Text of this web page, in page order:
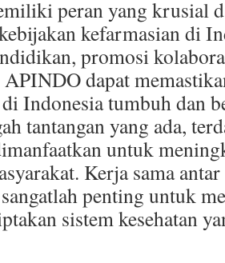
peran yang krusial
kefarmasian di
promosi
APINDO dapat
Indonesia tumbuh dan
tantangan yang ada,
untuk
Kerja sama
penting untuk
sistem kesehatan